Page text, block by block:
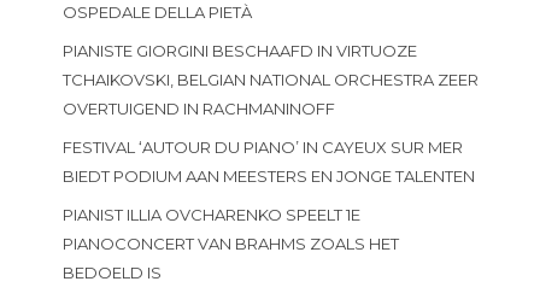
OSPEDALE DELLA PIETÀ
PIANISTE GIORGINI BESCHAAFD IN VIRTUOZE
TCHAIKOVSKI, BELGIAN NATIONAL ORCHESTRA ZEER
OVERTUIGEND IN RACHMANINOFF
FESTIVAL ‘AUTOUR DU PIANO’ IN CAYEUX SUR MER
BIEDT PODIUM AAN MEESTERS EN JONGE TALENTEN
PIANIST ILLIA OVCHARENKO SPEELT 1E
PIANOCONCERT VAN BRAHMS ZOALS HET
BEDOELD IS